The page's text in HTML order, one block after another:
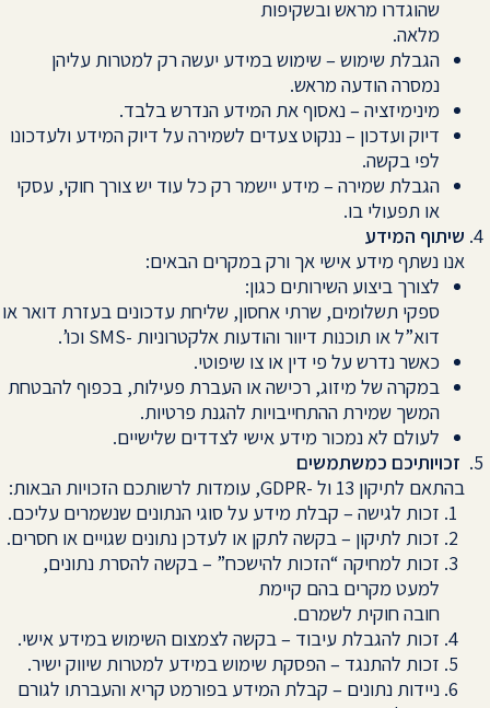
שהוגדרו מראש ובשקיפות
מלאה.
הגבלת שימוש – שימוש במידע יעשה רק למטרות עליהן
נמסרה הודעה מראש.
מינימיזציה – נאסוף את המידע הנדרש בלבד.
דיוק ועדכון – ננקוט צעדים לשמירה על דיוק המידע ולעדכונו
לפי בקשה.
הגבלת שמירה – מידע יישמר רק כל עוד יש צורך חוקי, עסקי
או תפעולי בו.
שיתוף המידע
אנו נשתף מידע אישי אך ורק במקרים הבאים:
לצורך ביצוע השירותים כגון:
ספקי תשלומים, שרתי אחסון, שליחת עדכונים בעזרת דואר או
דוא”ל או תוכנות דיוור והודעות אלקטרוניות -SMS וכו’.
כאשר נדרש על פי דין או צו שיפוטי.
במקרה של מיזוג, רכישה או העברת פעילות, בכפוף להבטחת
המשך שמירת ההתחייבויות להגנת פרטיות.
לעולם לא נמכור מידע אישי לצדדים שלישיים.
זכויותיכם כמשתמשים
בהתאם לתיקון 13 ול -GDPR, עומדות לרשותכם הזכויות הבאות:
זכות לגישה – קבלת מידע על סוגי הנתונים שנשמרים עליכם.
זכות לתיקון – בקשה לתקן או לעדכן נתונים שגויים או חסרים.
זכות למחיקה “הזכות להישכח” – בקשה להסרת נתונים,
למעט מקרים בהם קיימת
חובה חוקית לשמרם.
זכות להגבלת עיבוד – בקשה לצמצום השימוש במידע אישי.
זכות להתנגד – הפסקת שימוש במידע למטרות שיווק ישיר.
ניידות נתונים – קבלת המידע בפורמט קריא והעברתו לגורם